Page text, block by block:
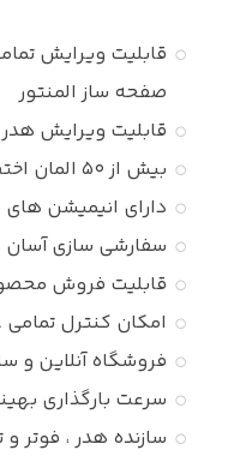
قابلیت ویرایش
صفحه ساز المنتور
قابلیت ویرایش
بیش از ۵۰ المان اختصاصی ریسپانسیو شده المنتور
دارای انیمیشن
سفارشی سازی آسان
قابلیت فروش
امکان کنترل
فروشگاه آنلاین و
سرعت بارگذاری
سازنده هدر ، فوتر